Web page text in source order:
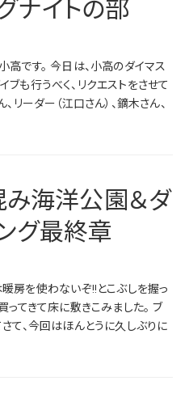
ナイトの部
高です。 今日は、小高のダイマス
も行うべく、リクエストをさせて
リーダー（江口さん）、鏑木さん、
海洋公園＆ダ
グ最終章
房を使わないぞ!!とこぶしを握っ
てきて床に敷きこみました。 ブ
て、今回はほんとうに久しぶりに